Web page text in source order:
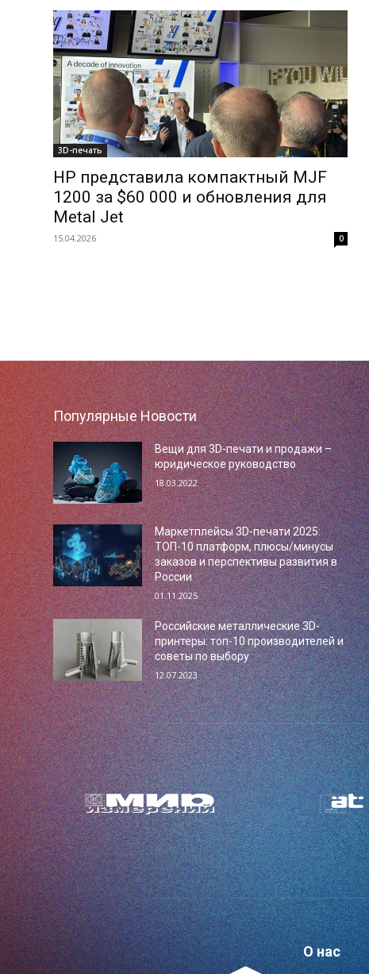
3D-печать
HP представила компактный MJF
1200 за $60 000 и обновления для
Metal Jet
15.04.2026 0
Популярные Новости
Вещи для 3D-печати и продажи –
юридическое руководство
18.03.2022
Маркетплейсы 3D-печати 2025:
ТОП-10 платформ, плюсы/минусы
заказов и перспективы развития в
России
01.11.2025
Российские металлические 3D-
принтеры: топ-10 производителей и
советы по выбору
12.07.2023
О нас